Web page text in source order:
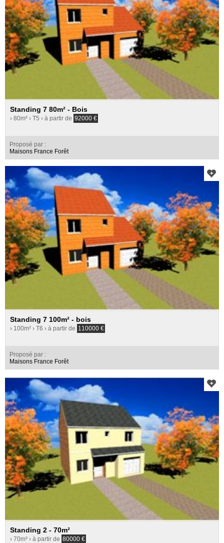
Standing 7 80m² - Bois
› 80m² › T5 › à partir de 92000 €
Proposé par :
Maisons France Forêt
Standing 7 100m² - bois
› 100m² › T6 › à partir de 110000 €
Proposé par :
Maisons France Forêt
Standing 2 - 70m²
› 70m² › à partir de 80000 €